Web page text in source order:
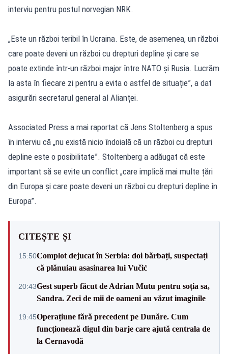
interviu pentru postul norvegian NRK.
„Este un război teribil în Ucraina. Este, de asemenea, un război
care poate deveni un război cu drepturi depline și care se
poate extinde într-un război major între NATO și Rusia. Lucrăm
la asta în fiecare zi pentru a evita o astfel de situație”, a dat
asigurări secretarul general al Alianței.
Associated Press a mai raportat că Jens Stoltenberg a spus
în interviu că „nu există nicio îndoială că un război cu drepturi
depline este o posibilitate”. Stoltenberg a adăugat că este
important să se evite un conflict „care implică mai multe țări
din Europa și care poate deveni un război cu drepturi depline în
Europa”.
CITEȘTE ȘI
15:50Complot dejucat în Serbia: doi bărbați, suspectați
că plănuiau asasinarea lui Vučić
20:43Gest superb făcut de Adrian Mutu pentru soția sa,
Sandra. Zeci de mii de oameni au văzut imaginile
19:45Operațiune fără precedent pe Dunăre. Cum
funcționează digul din barje care ajută centrala de
la Cernavodă